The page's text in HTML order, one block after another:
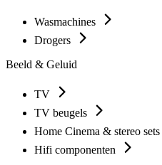
Wasmachines
Drogers
Beeld & Geluid
TV
TV beugels
Home Cinema & stereo sets
Hifi componenten